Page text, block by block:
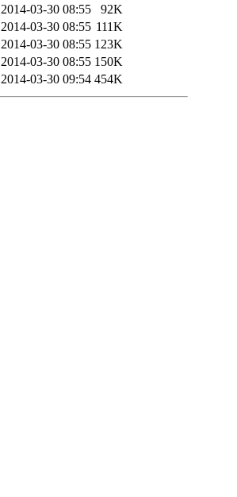
2014-03-30 08:55
92K
2014-03-30 08:55 111K
2014-03-30 08:55 123K
2014-03-30 08:55 150K
2014-03-30 09:54 454K